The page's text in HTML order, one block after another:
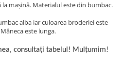
maşină. Materialul este din bumbac.
alba iar culoarea broderiei este
este lunga.
consultați tabelul! Mulțumim!